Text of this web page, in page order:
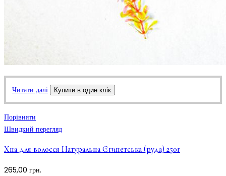
Читати далі Купити в один клік
Порівняти
Швидкий перегляд
Хна для волосся Натуральна Єгипетська (руда) 250г
265,00 грн.